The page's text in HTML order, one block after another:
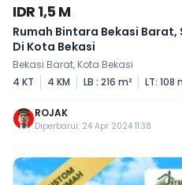
IDR 1,5 M
Rumah Bintara Bekasi
Di Kota Bekasi
Bekasi Barat, Kota Bekasi
4 KT
4 KM LB : 216 m² LT: 108
ROJAK
Diperbarui: 24 Apr 2024 11:38